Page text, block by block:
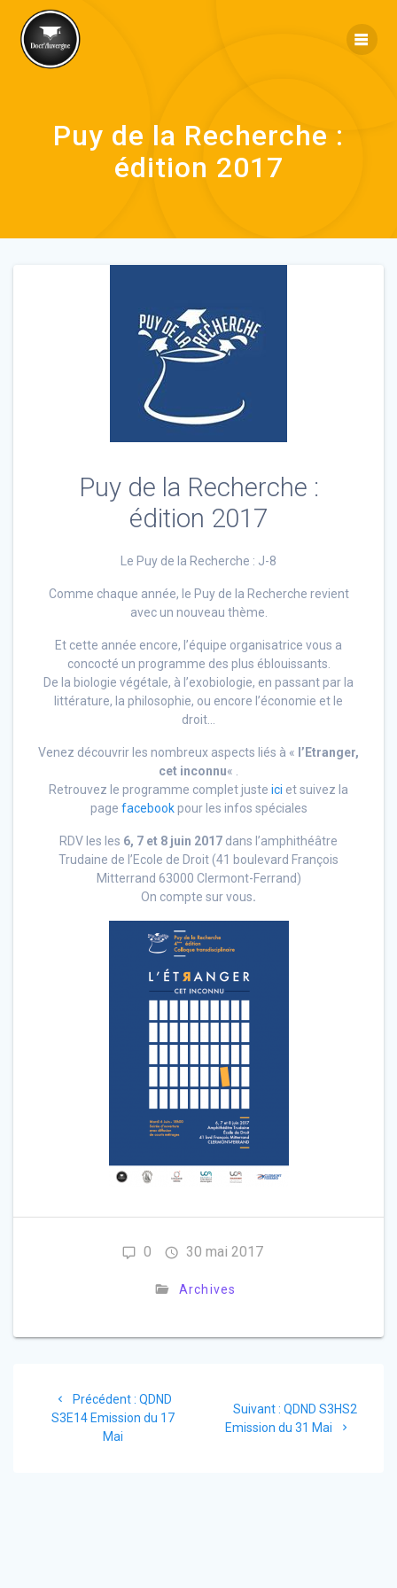
Puy de la Recherche :
édition 2017
Puy de la Recherche :
édition 2017
Le Puy de la Recherche : J-8
Comme chaque année, le Puy de la Recherche revient
avec un nouveau thème.
Et cette année encore, l’équipe organisatrice vous a
concocté un programme des plus éblouissants.
De la biologie végétale, à l’exobiologie, en passant par la
littérature, la philosophie, ou encore l’économie et le
droit…
Venez découvrir les nombreux aspects liés à « l’Etranger,
cet inconnu« .
Retrouvez le programme complet juste ici et suivez la
page facebookpour les infos spéciales
RDV les les 6, 7 et 8 juin 2017 dans l’amphithéâtre
Trudaine de l’Ecole de Droit (41 boulevard François
Mitterrand 63000 Clermont-Ferrand)
On compte sur vous.
0 30 mai 2017
Archives
Précédent : QDND
S3E14 Emission du 17
Mai
Suivant : QDND S3HS2
Emission du 31 Mai